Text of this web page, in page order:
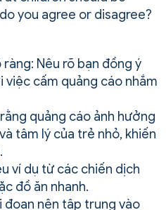
you agree or disagree?
Nêu rõ bạn đồng ý
việc cấm quảng cáo nhắm
quảng cáo ảnh hưởng
tâm lý của trẻ nhỏ, khiến
ví dụ từ các chiến dịch
đồ ăn nhanh.
đoạn nên tập trung vào